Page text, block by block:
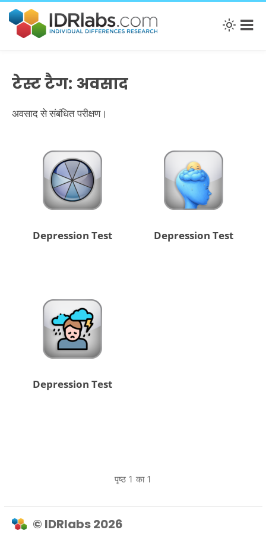
टेस्ट टैग: अवसाद
अवसाद से संबंधित परीक्षण।
Depression Test Depression Test
Depression Test
पृष्ठ 1 का 1
© IDRlabs 2026